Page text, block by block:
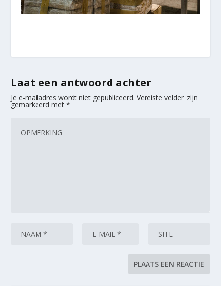
Laat een antwoord achter
Je e-mailadres wordt niet gepubliceerd. Vereiste velden zijn
gemarkeerd met*